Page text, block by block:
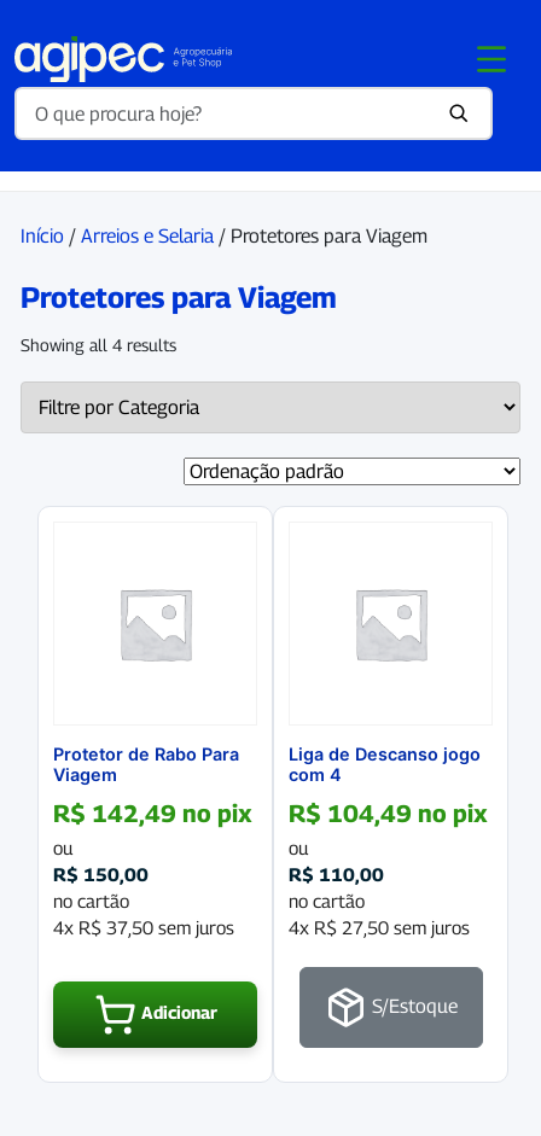
Início / Arreios e Selaria / Protetores para Viagem
Protetores para Viagem
Showing all 4 results
Protetor de Rabo Para
Viagem
R$ 142,49 no pix
ou
R$ 150,00
no cartão
4x R$ 37,50 sem juros
Adicionar
Liga de Descanso jogo
com 4
R$ 104,49 no pix
ou
R$ 110,00
no cartão
4x R$ 27,50 sem juros
S/Estoque